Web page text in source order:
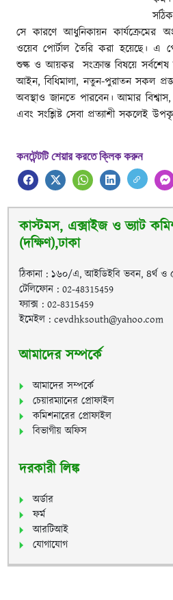
সে কারণে আধুনিকায়ন
ওয়েব পোর্টাল তৈরি করা হয়েছে। এ
শুল্ক ও আয়কর সংক্রান্ত বিষয়ে সর্বশেষ
আইন, বিধিমালা, নতুন-পুরাতন সকল
অবস্থাও জানতে পারবেন। আমার
এবং সংশ্লিষ্ট সেবা প্রত্যাশী সকলেই
কনটেন্টটি শেয়ার করতে ক্লিক করুন
কাস্টমস, এক্সাইজ ও ভ্যাট
(দক্ষিণ),ঢাকা
ঠিকানা : ১৬০/এ, আইডিইবি ভবন, ৪র্থ ও
টেলিফোন : 02-48315459
ফ্যাক্স : 02-8315459
ইমেইল : cevdhksouth@yahoo.com
আমাদের সম্পর্কে
আমাদের সম্পর্কে
চেয়ারম্যানের প্রোফাইল
কমিশনারের প্রোফাইল
বিভাগীয় অফিস
দরকারী লিঙ্ক
অর্ডার
ফর্ম
আরটিআই
যোগাযোগ